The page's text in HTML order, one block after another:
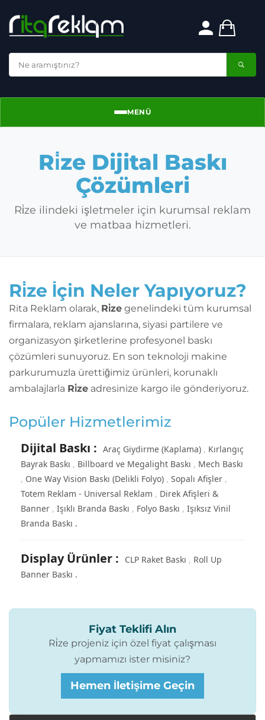
Menü
MENÜ
Ri̇ze Dijital Baskı
Çözümleri
Ri̇ze ilindeki işletmeler için kurumsal reklam
ve matbaa hizmetleri.
Ri̇ze İçin Neler Yapıyoruz?
Rita Reklam olarak, Ri̇ze genelindeki tüm kurumsal
firmalara, reklam ajanslarına, siyasi partilere ve
organizasyon şirketlerine profesyonel baskı
çözümleri sunuyoruz. En son teknoloji makine
parkurumuzla ürettiğimiz ürünleri, korunaklı
ambalajlarla Ri̇ze adresinize kargo ile gönderiyoruz.
Popüler Hizmetlerimiz
Dijital Baskı : Araç Giydirme (Kaplama)
Kırlangıç
Bayrak Baskı
Billboard ve Megalight Baskı
Mech Baskı
One Way Vision Baskı (Delikli Folyo)
Sopalı Afişler
Totem Reklam - Universal Reklam
Direk Afişleri &
Banner
Işıklı Branda Baskı Folyo Baskı
Işıksız Vinil
Branda Baskı
Display Ürünler : CLP Raket Baskı
Roll Up
Banner Baskı
Fiyat Teklifi Alın
Ri̇ze projeniz için özel fiyat çalışması
yapmamızı ister misiniz?
Hemen İletişime Geçin